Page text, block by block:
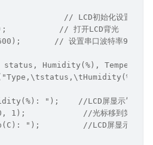
// LCD初始化设置
// 打开LCD背光
// 设置串口波特率9600
status, Humidity(%),
");    //LCD屏显示”
1);            //光标移到第2行，
");         //LCD屏显示